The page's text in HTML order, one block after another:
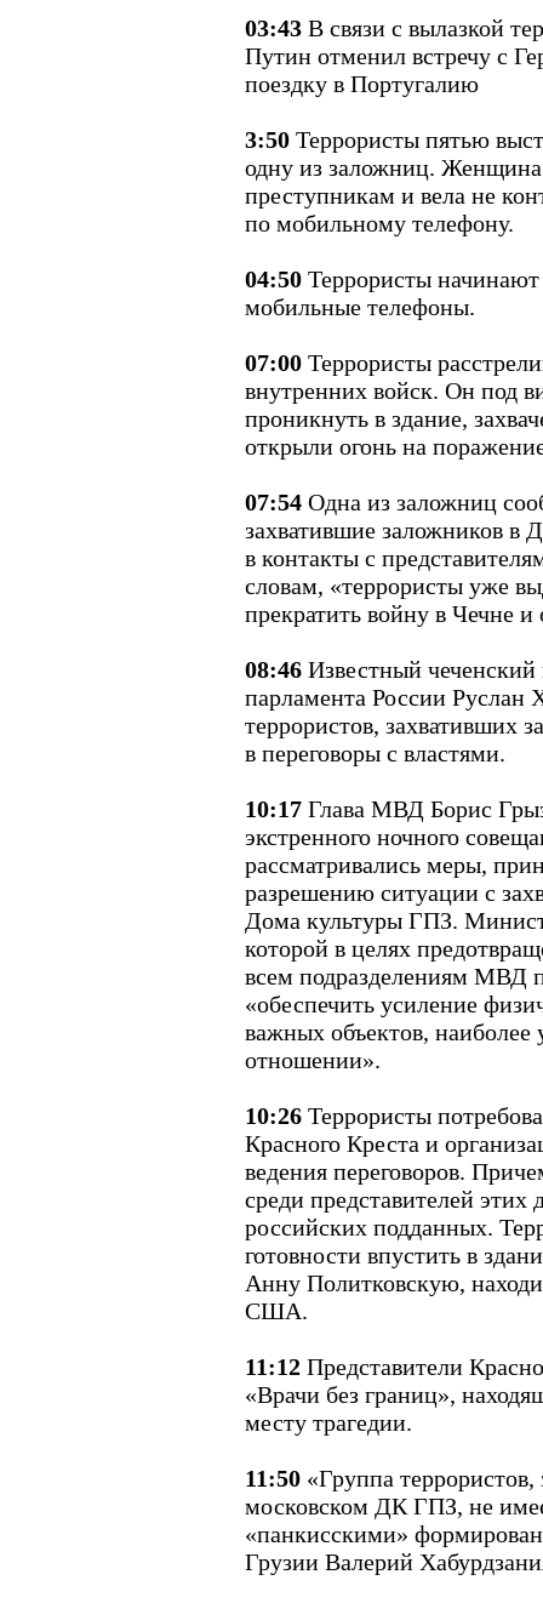
03:43 В связи с вылазкой
Путин отменил встречу с
поездку в Португалию
3:50 Террористы пятью
одну из заложниц. Женщина
преступникам и вела не
по мобильному телефону.
04:50 Террористы начинают
мобильные телефоны.
07:00 Террористы
внутренних войск. Он под
проникнуть в здание,
открыли огонь на
07:54 Одна из заложниц
захватившие заложников в
в контакты с
словам, «террористы уже
прекратить войну в Чечне
08:46 Известный
парламента России Руслан
террористов, захвативших
в переговоры с властями.
10:17 Глава МВД Борис
экстренного ночного
рассматривались меры,
разрешению ситуации с
Дома культуры ГПЗ.
которой в целях
всем подразделениям МВД
«обеспечить усиление
важных объектов, наиболее
отношении».
10:26 Террористы
Красного Креста и
ведения переговоров.
среди представителей этих
российских подданных.
готовности впустить в
Анну Политковскую,
США.
11:12 Представители
«Врачи без границ»,
месту трагедии.
11:50 «Группа
московском ДК ГПЗ, не
«панкисскими»
Грузии Валерий